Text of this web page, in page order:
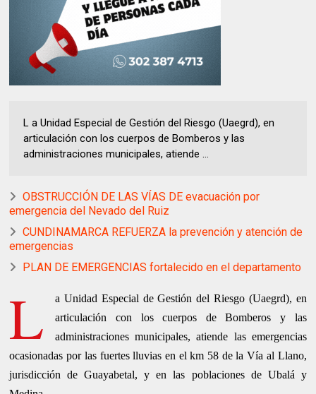
L a Unidad Especial de Gestión del Riesgo (Uaegrd), en
articulación con los cuerpos de Bomberos y las
administraciones municipales, atiende ...
OBSTRUCCIÓN DE LAS VÍAS DE evacuación por
emergencia del Nevado del Ruiz
CUNDINAMARCA REFUERZA la prevención y atención de
emergencias
PLAN DE EMERGENCIAS fortalecido en el departamento
L
a Unidad Especial de Gestión del Riesgo (Uaegrd), en
articulación con los cuerpos de Bomberos y las
administraciones municipales, atiende las emergencias
ocasionadas por las fuertes lluvias en el km 58 de la Vía al Llano,
jurisdicción de Guayabetal, y en las poblaciones de Ubalá y